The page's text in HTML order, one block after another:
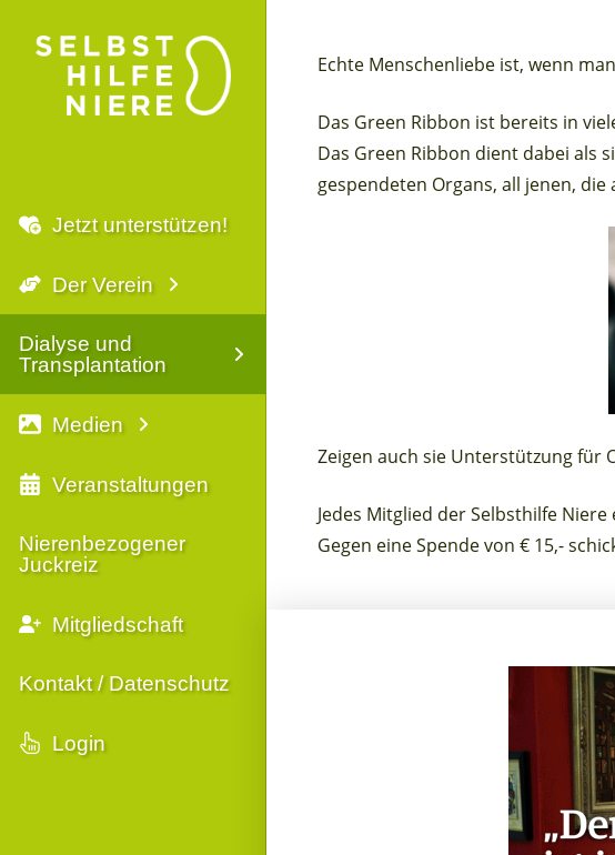
Jetzt unterstützen!
Der Verein
Dialyse und
Transplantation
Medien
Veranstaltungen
Nierenbezogener
Juckreiz
Mitgliedschaft
Kontakt / Datenschutz
Login
Echte Menschenliebe ist, wenn
Das Green Ribbon ist bereits in
Das Green Ribbon dient dabei als
gespendeten Organs, all jenen,
Zeigen auch sie Unterstützung für
Jedes Mitglied der Selbsthilfe
Gegen eine Spende von € 15,-